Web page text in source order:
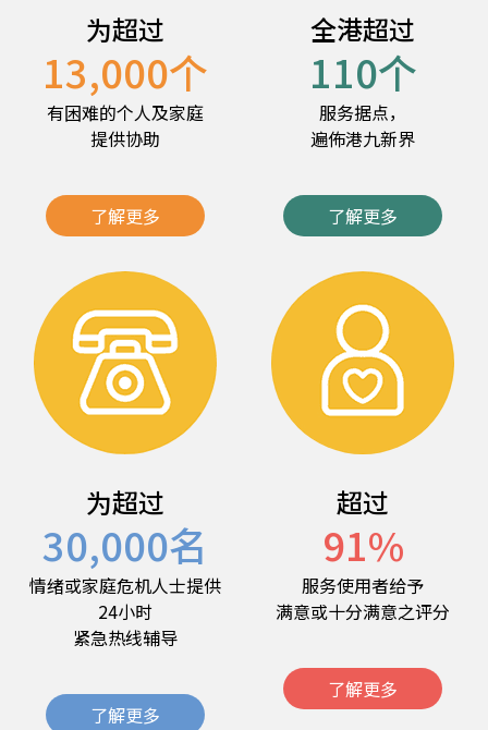
为超过
13,000个
有困难的个人及家庭
提供协助
了解更多
全港超过
110个
服务据点，
遍佈港九新界
了解更多
为超过
30,000名
情绪或家庭危机人士提供
24小时
紧急热线辅导
了解更多
超过
91%
服务使用者给予
满意或十分满意之评分
了解更多